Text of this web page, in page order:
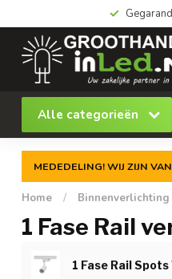
Alle categorieën
MEDEDELING! WIJ ZIJN
Home / Binnenverlichting
1 Fase Rail
1 Fase Rail